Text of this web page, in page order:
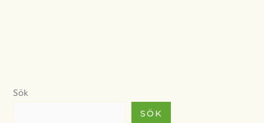
Sök
SÖK